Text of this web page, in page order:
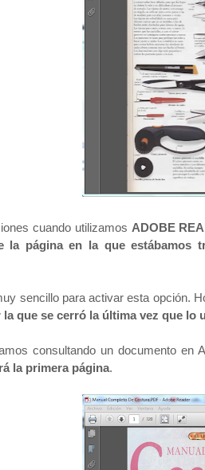
cuando utilizamos ADOBE
la página en la que estábamos
sencillo para activar esta opción.
que se cerró la última vez que lo
consultando un documento en
la primera página.